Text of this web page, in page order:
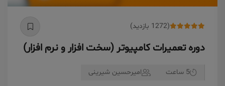
(1272 بازدید)
دوره تعمیرات کامپیوتر (سخت افزار و نرم افزار)
5 ساعت امیرحسین شیرینی